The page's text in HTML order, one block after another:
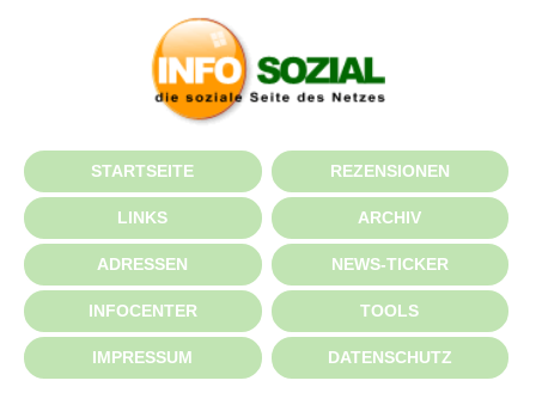
STARTSEITE REZENSIONEN
LINKS ARCHIV
ADRESSEN NEWS-TICKER
INFOCENTER TOOLS
IMPRESSUM DATENSCHUTZ